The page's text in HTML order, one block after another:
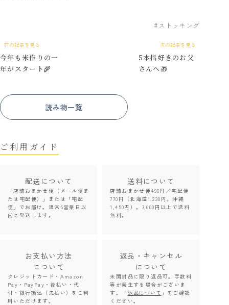
ストッキング
前の記事を見る
今年も米作りの一
年がスタート🌾
次の記事を見る
5本指好きのお父
さんへ🎁
読み物一覧
ご利用ガイド
配送について
「店舗おまかせ便（メール便ま
たは宅配便）」または「宅配
便」でお届け。通常5営業日以
内に発送します。
送料について
店舗おまかせ便490円／宅配便
770円（北海道1,230円。沖縄
1,450円）。7,000円以上で送料
無料。
お支払い方法
について
クレジットカード・Amazon
Pay・PayPay・後払い・代
引・銀行振込（先払い）をご利
用いただけます。
返品・キャンセル
について
未開封品に限り返品可。手数料
等が発生する場合がございま
す。「返品について 」をご確認
ください。